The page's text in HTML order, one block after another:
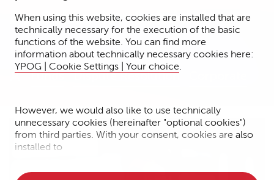
When using this website, cookies are installed that are
technically necessary for the execution of the basic
functions of the website. You can find more
information about technically necessary cookies here:
YPOG | Cookie Settings | Your choice.
However, we would also like to use technically
unnecessary cookies (hereinafter "optional cookies")
from third parties. With your consent, cookies are also
installed to
Dr. Sebastian Schödel
Köln